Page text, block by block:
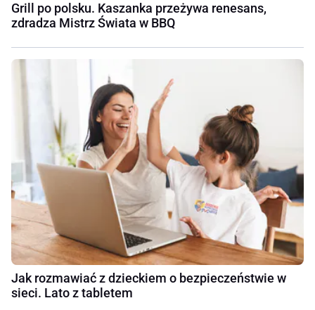
Grill po polsku. Kaszanka przeżywa renesans,
zdradza Mistrz Świata w BBQ
Jak rozmawiać z dzieckiem o bezpieczeństwie w
sieci. Lato z tabletem